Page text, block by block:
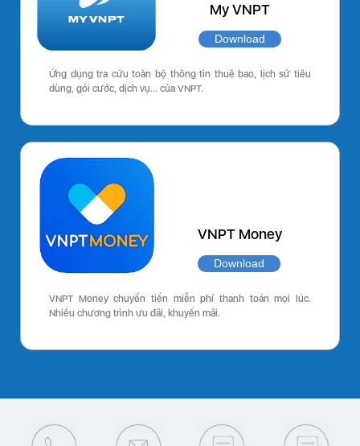
My VNPT
Download
Ứng dụng tra cứu toàn bộ thông tin thuê bao, lịch sử tiêu
dùng, gói cước, dịch vụ… của VNPT.
VNPT Money
Download
VNPT Money chuyển tiền miễn phí thanh toán mọi lúc.
Nhiều chương trình ưu đãi, khuyến mãi.